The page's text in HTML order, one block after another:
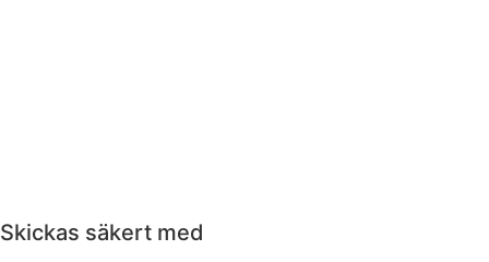
Skickas säkert med